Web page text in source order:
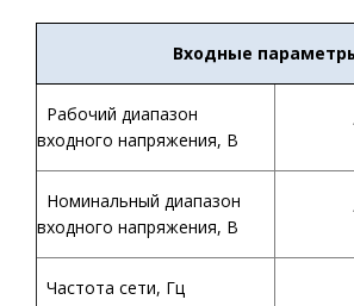
Входные
Рабочий диапазон
входного напряжения, В
Номинальный диапазон
входного напряжения, В
Частота сети, Гц